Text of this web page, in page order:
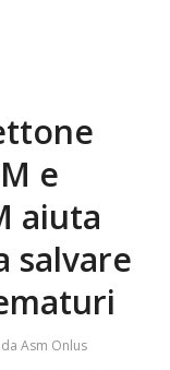
e
aiuta
salvare
daAsm Onlus